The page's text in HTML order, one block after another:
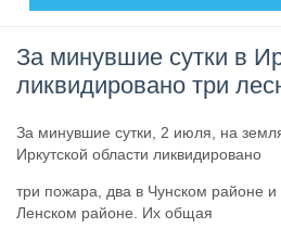
За минувшие сутки в
ликвидировано три
За минувшие сутки, 2 июля, на
Иркутской области ликвидировано
три пожара, два в Чунском районе и
Ленском районе. Их общая